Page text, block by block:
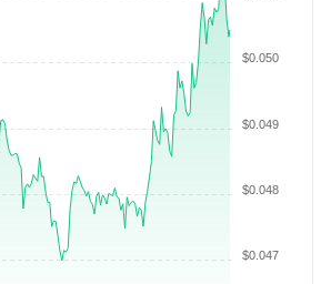
$0.047
$0.048
$0.049
$0.050